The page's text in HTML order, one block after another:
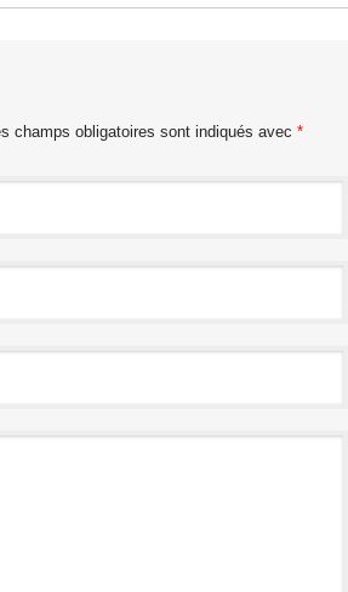
champs obligatoires sont indiqués avec *